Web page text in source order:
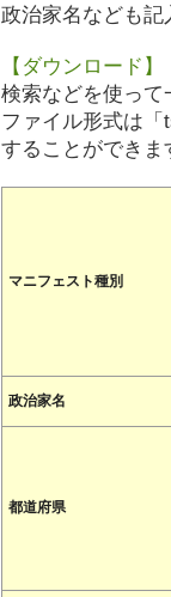
政治家名なども記
【ダウンロード】
検索などを使って
ファイル形式は
することができま
マニフェスト種別
政治家名
都道府県